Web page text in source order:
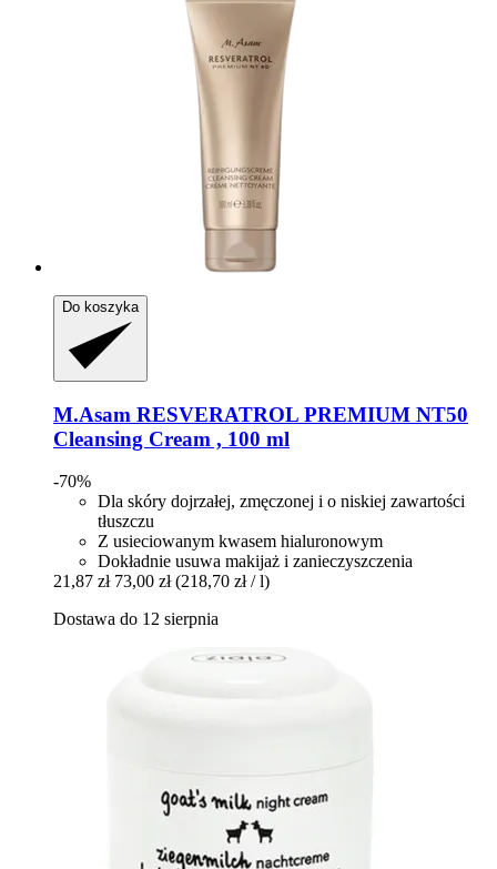
Do koszyka
M.Asam RESVERATROL PREMIUM NT50
Cleansing Cream , 100 ml
-70%
Dla skóry dojrzałej, zmęczonej i o niskiej zawartości
tłuszczu
Z usieciowanym kwasem hialuronowym
Dokładnie usuwa makijaż i zanieczyszczenia
21,87 zł 73,00 zł (218,70 zł / l)
Dostawa do 12 sierpnia